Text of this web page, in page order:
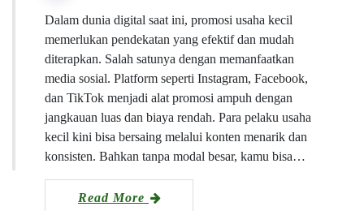
Dalam dunia digital saat ini, promosi usaha kecil
memerlukan pendekatan yang efektif dan mudah
diterapkan. Salah satunya dengan memanfaatkan
media sosial. Platform seperti Instagram, Facebook,
dan TikTok menjadi alat promosi ampuh dengan
jangkauan luas dan biaya rendah. Para pelaku usaha
kecil kini bisa bersaing melalui konten menarik dan
konsisten. Bahkan tanpa modal besar, kamu bisa…
Read More